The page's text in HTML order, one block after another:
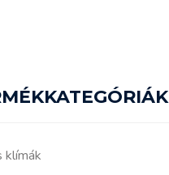
klímák